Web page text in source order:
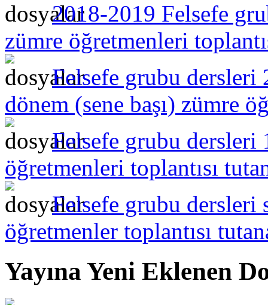
2018-2019 Felsefe
zümre öğretmenleri
Felsefe grubu dersleri
dönem (sene başı) zümre
Felsefe grubu dersleri
öğretmenleri toplantısı
Felsefe grubu dersleri
öğretmenler toplantısı
Yayına Yeni Eklenen